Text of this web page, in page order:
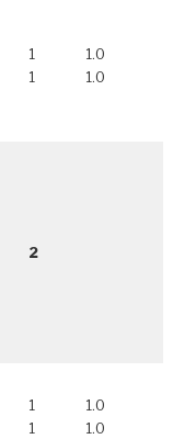
1
1
1.0
1.0
2
1
1
1.0
1.0